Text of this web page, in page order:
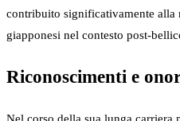
contribuito significativamente
giapponesi nel contesto post-
Riconoscimenti e
Nel corso della sua lunga carriera